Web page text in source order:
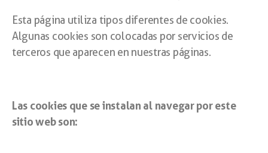
Esta página utiliza tipos diferentes de cookies.
Algunas cookies son colocadas por servicios de
terceros que aparecen en nuestras páginas.
Las cookies que se instalan al navegar por este
sitio web son: